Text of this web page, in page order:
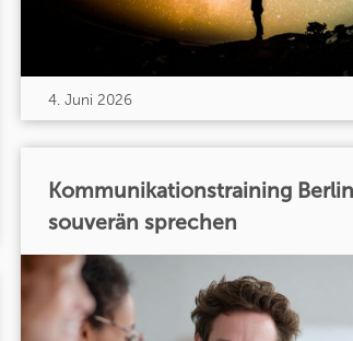
4. Juni 2026
Kommunikationstraining
souverän sprechen